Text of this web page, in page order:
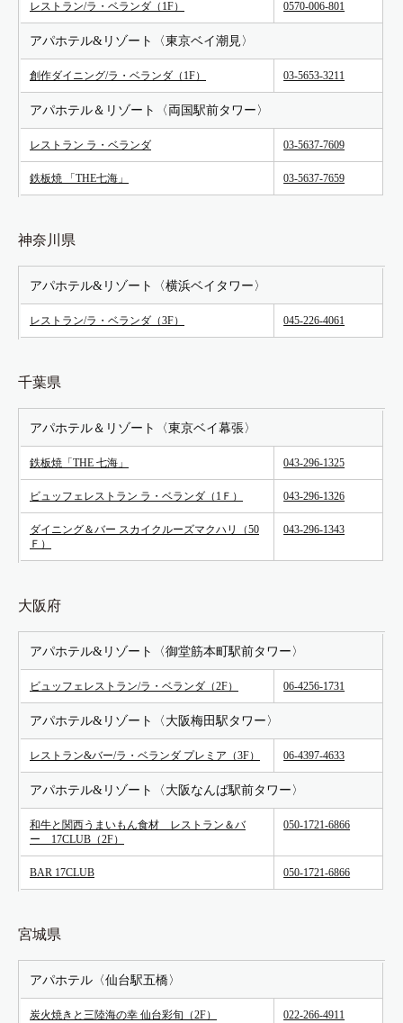
レストラン/ラ・ベランダ（1F） 0570-006-801
アパホテル&リゾート〈東京ベイ潮見〉
創作ダイニング/ラ・ベランダ（1F） 03-5653-3211
アパホテル＆リゾート〈両国駅前タワー〉
レストラン ラ・ベランダ 03-5637-7609
鉄板焼 「THE七海」 03-5637-7659
神奈川県
アパホテル&リゾート〈横浜ベイタワー〉
レストラン/ラ・ベランダ（3F） 045-226-4061
千葉県
アパホテル＆リゾート〈東京ベイ幕張〉
鉄板焼「THE 七海」 043-296-1325
ビュッフェレストラン ラ・ベランダ（1Ｆ） 043-296-1326
ダイニング＆バー スカイクルーズマクハリ（50
Ｆ）
043-296-1343
大阪府
アパホテル&リゾート〈御堂筋本町駅前タワー〉
ビュッフェレストラン/ラ・ベランダ（2F） 06-4256-1731
アパホテル&リゾート〈大阪梅田駅タワー〉
レストラン&バー/ラ・ベランダ プレミア（3F） 06-4397-4633
アパホテル&リゾート〈大阪なんば駅前タワー〉
和牛と関西うまいもん食材 レストラン＆バ
ー 17CLUB（2F）
050-1721-6866
BAR 17CLUB 050-1721-6866
宮城県
アパホテル〈仙台駅五橋〉
炭火焼きと三陸海の幸 仙台彩旬（2F） 022-266-4911